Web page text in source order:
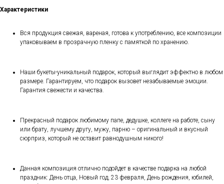
Характеристики
Вся продукция свежая, вареная, готова к употреблению, все композиции
упаковываем в прозрачную пленку с памяткой по хранению.
Наши букеты-уникальный подарок, который выглядит эффектно в любом
размере. Гарантируем, что подарок вызовет незабываемые эмоции.
Гарантия свежести и качества.
Прекрасный подарок любимому папе, дедушке, коллеге на работе, сыну
или брату, лучшему другу, мужу, парню – оригинальный и вкусный
сюрприз, который не оставит равнодушным никого!
Данная композиция отлично подойдет в качестве подарка на любой
праздник: День отца, Новый год, 23 февраля, День рождения, юбилей,